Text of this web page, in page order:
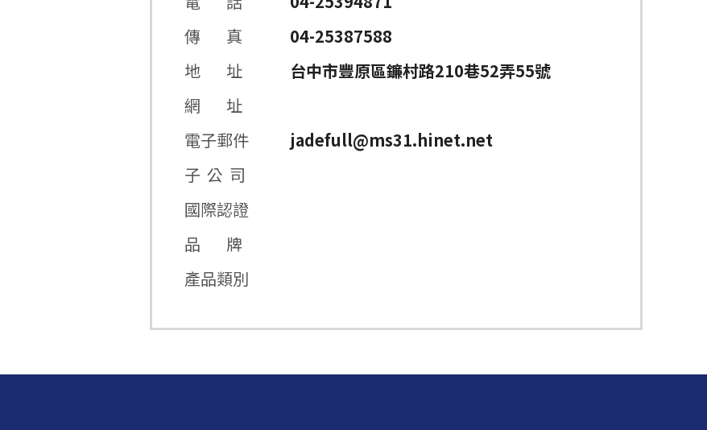
傳 真
04-25387588
地 址
台中市豐原區鐮村路210巷52弄55號
網 址
電子郵件
jadefull@ms31.hinet.net
子 公 司
國際認證
品 牌
產品類別